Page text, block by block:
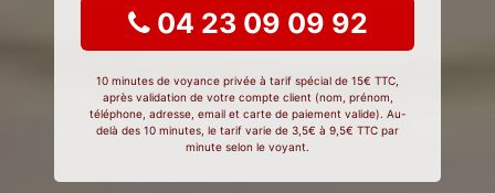
04 23 09 09 92
10 minutes de voyance privée à tarif spécial de 15€ TTC,
après validation de votre compte client (nom, prénom,
téléphone, adresse, email et carte de paiement valide). Au-
delà des 10 minutes, le tarif varie de 3,5€ à 9,5€ TTC par
minute selon le voyant.